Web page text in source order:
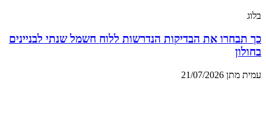
בלוג
כך תבחרו את הבדיקות הנדרשות ללוח חשמל שנתי לבניינים
בחולון
עמית מתן 21/07/2026